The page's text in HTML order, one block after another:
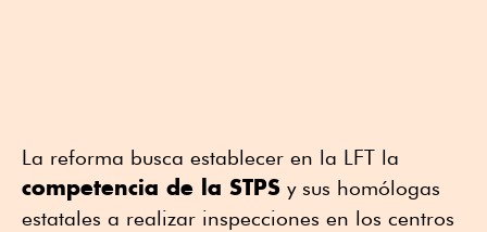
La reforma busca establecer en la LFT la
competencia de la STPS y sus homólogas
estatales a realizar inspecciones en los centros